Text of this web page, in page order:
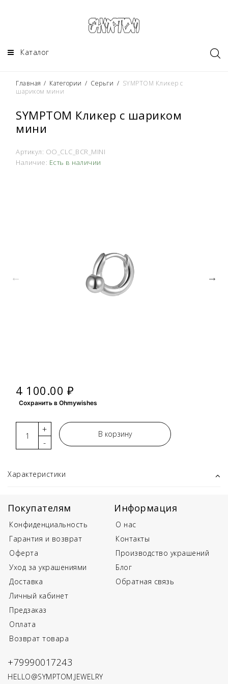
Каталог
Главная / Категории / Серьги / SYMPTOM Кликер с
шариком мини
SYMPTOM Кликер с шариком
мини
Артикул: OO_CLC_BCR_MINI
Наличие: Есть в наличии
4 100.00 ₽
Сохранить в Ohmywishes
-
+ В корзину
Характеристики
Покупателям
Конфиденциальность
Гарантия и возврат
Оферта
Уход за украшениями
Доставка
Личный кабинет
Предзаказ
Оплата
Возврат товара
Информация
О нас
Контакты
Производство украшений
Блог
Обратная связь
+79990017243
HELLO@SYMPTOM.JEWELRY